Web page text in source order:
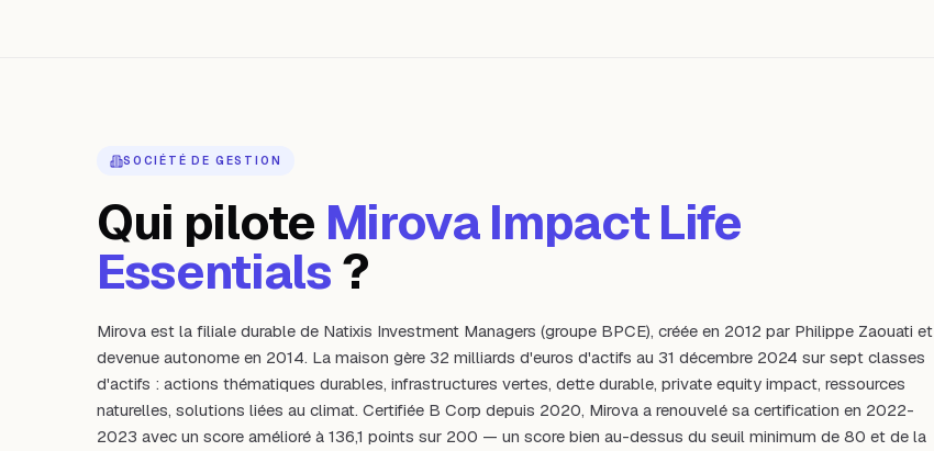
SOCIÉTÉ DE GESTION
Qui pilote Mirova Impact Life
Essentials?
Mirova est la filiale durable de Natixis Investment Managers (groupe BPCE), créée en 2012 par Philippe Zaouati et
devenue autonome en 2014. La maison gère 32 milliards d'euros d'actifs au 31 décembre 2024 sur sept classes
d'actifs : actions thématiques durables, infrastructures vertes, dette durable, private equity impact, ressources
naturelles, solutions liées au climat. Certifiée B Corp depuis 2020, Mirova a renouvelé sa certification en 2022-
2023 avec un score amélioré à 136,1 points sur 200 — un score bien au-dessus du seuil minimum de 80 et de la